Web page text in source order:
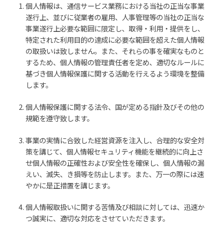
個人情報は、通信サービス業務における当社の正当な事業
遂行上、並びに従業者の雇用、人事管理等の当社の正当な
事業遂行上必要な範囲に限定し、取得・利用・提供をし、
特定された利用目的の達成に必要な範囲を超えた個人情報
の取扱いは致しません。また、それらの事を確実なものと
するため、個人情報の管理責任者を定め、適切なルールに
基づき個人情報保護に関する活動を行えるよう環境を整備
します。
個人情報保護に関する法令、国が定める指針及びその他の
規範を遵守致します。
事業の実情に合致した経営資源を注入し、合理的な安全対
策を講じて、個人情報セキュリティ機能を継続的に向上さ
せ個人情報の正確性および安全性を確保し、個人情報の漏
えい、滅失、き損等を防止します。また、万一の際には速
やかに是正措置を講じます。
個人情報取扱いに関する苦情及び相談に対しては、迅速か
つ誠実に、適切な対応をさせていただきます。